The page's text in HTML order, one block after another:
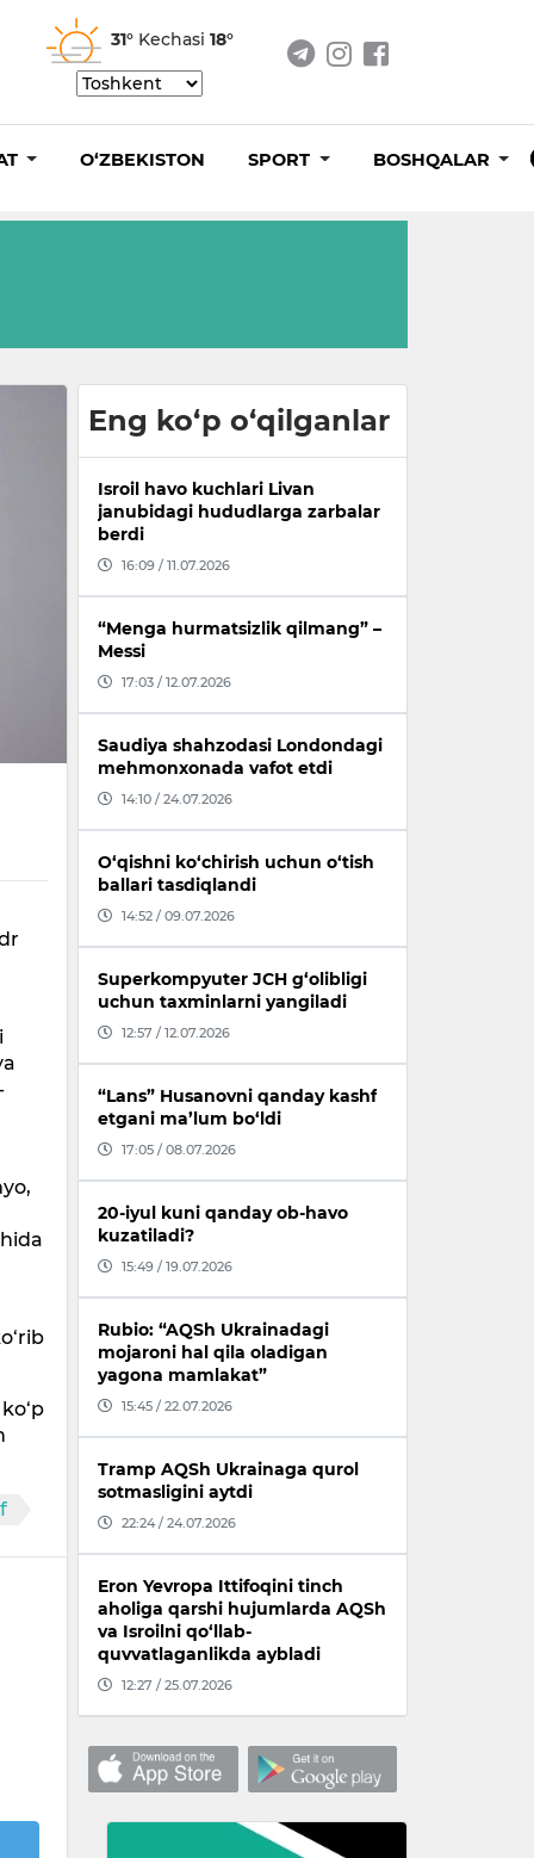
31° Kechasi 18°
O‘ZBEKISTON SPORT BOSHQALAR
Eng ko‘p o‘qilganlar
Isroil havo kuchlari Livan
janubidagi hududlarga zarbalar
berdi
16:09 / 11.07.2026
“Menga hurmatsizlik qilmang” –
Messi
17:03 / 12.07.2026
Saudiya shahzodasi Londondagi
mehmonxonada vafot etdi
14:10 / 24.07.2026
O‘qishni ko‘chirish uchun o‘tish
ballari tasdiqlandi
14:52 / 09.07.2026
Superkompyuter JCH g‘olibligi
uchun taxminlarni yangiladi
12:57 / 12.07.2026
“Lans” Husanovni qanday kashf
etgani ma’lum bo‘ldi
17:05 / 08.07.2026
20-iyul kuni qanday ob-havo
kuzatiladi?
15:49 / 19.07.2026
Rubio: “AQSh Ukrainadagi
mojaroni hal qila oladigan
yagona mamlakat”
15:45 / 22.07.2026
Tramp AQSh Ukrainaga qurol
sotmasligini aytdi
22:24 / 24.07.2026
Eron Yevropa Ittifoqini tinch
aholiga qarshi hujumlarda AQSh
va Isroilni qo‘llab-
quvvatlaganlikda aybladi
12:27 / 25.07.2026